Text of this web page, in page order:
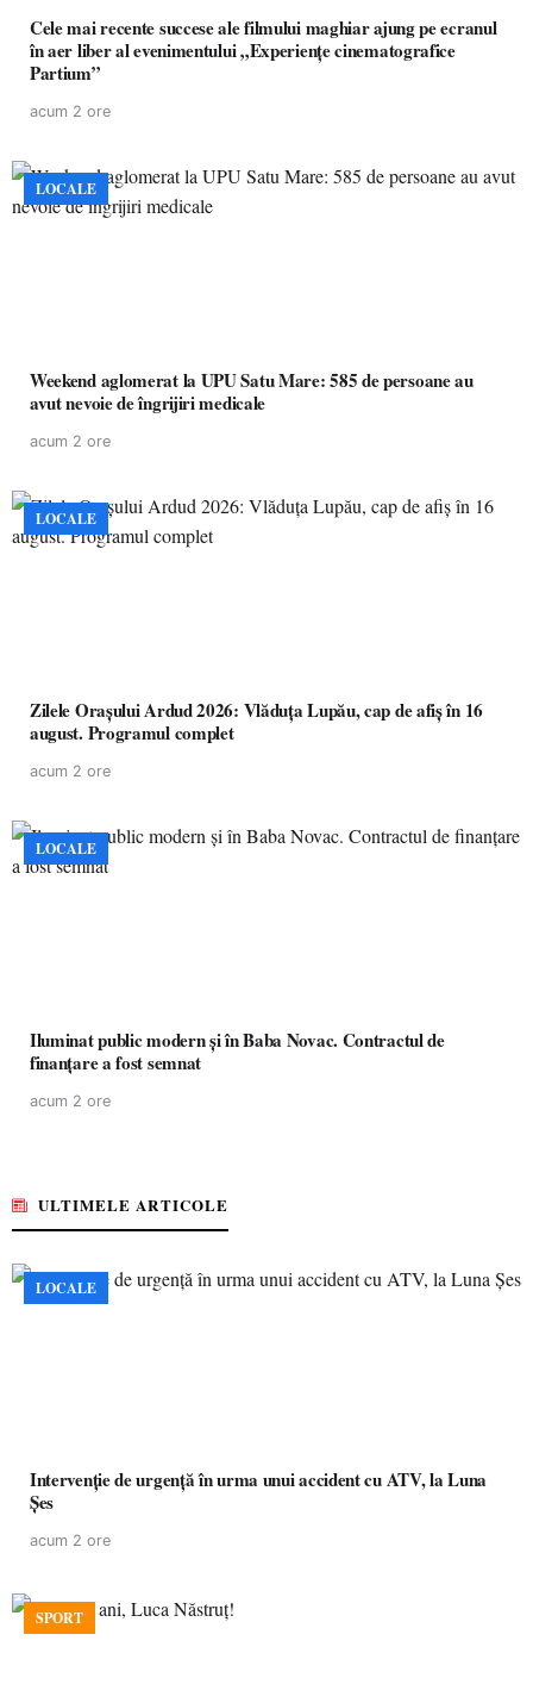
Cele mai recente succese ale filmului maghiar ajung pe ecranul
în aer liber al evenimentului „Experiențe cinematografice
Partium”
acum 2 ore
LOCALE
Weekend aglomerat la UPU Satu Mare: 585 de persoane au
avut nevoie de îngrijiri medicale
acum 2 ore
LOCALE
Zilele Orașului Ardud 2026: Vlăduța Lupău, cap de afiș în 16
august. Programul complet
acum 2 ore
LOCALE
Iluminat public modern și în Baba Novac. Contractul de
finanțare a fost semnat
acum 2 ore
ULTIMELE ARTICOLE
LOCALE
Intervenție de urgență în urma unui accident cu ATV, la Luna
Șes
acum 2 ore
SPORT